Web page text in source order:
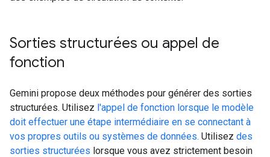
Sorties structurées ou appel de
fonction
Gemini propose deux méthodes pour générer des sorties
structurées. Utilisez l'appel de fonction lorsque le modèle
doit effectuer une étape intermédiaire en se connectant à
vos propres outils ou systèmes de données. Utilisez des
sorties structurées lorsque vous avez strictement besoin